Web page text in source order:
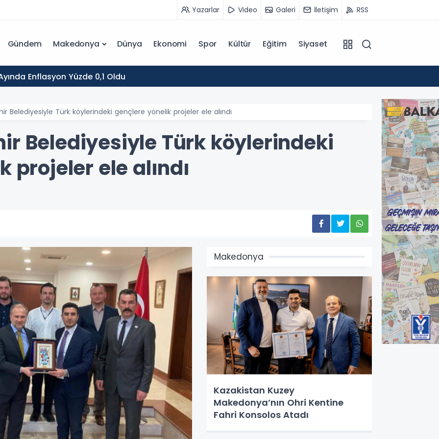
Yazarlar Video Galeri İletişim RSS
Gündem Makedonya Dünya Ekonomi Spor Kültür Eğitim Siyaset
Enflasyon Yüzde 0,1 Oldu
Belediyesiyle Türk köylerindeki gençlere yönelik projeler ele alındı
Belediyesiyle Türk köylerindeki
projeler ele alındı
Makedonya
Kazakistan Kuzey
Makedonya’nın Ohri Kentine
Fahri Konsolos Atadı